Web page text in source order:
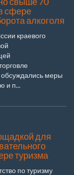
сфере
алкоголя
краевого
меры
и п...
для
туризма
по туризму